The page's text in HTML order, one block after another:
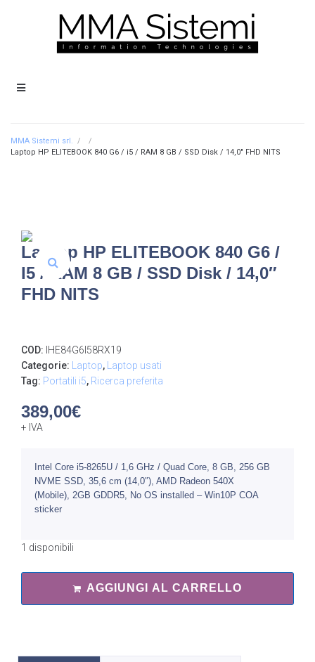
MMA Sistemi srl. /
/
Laptop HP ELITEBOOK 840 G6 / i5 / RAM 8 GB / SSD Disk / 14,0″ FHD NITS
Laptop HP ELITEBOOK 840 G6 /
I5 / RAM 8 GB / SSD Disk / 14,0″
FHD NITS
COD: IHE84G6I58RX19
Categorie:
Laptop,
Laptop usati
Tag: Portatili i5, Ricerca preferita
389,00€
+ IVA
Intel Core i5-8265U / 1,6 GHz / Quad Core, 8 GB, 256 GB
NVME SSD, 35,6 cm (14,0″), AMD Radeon 540X
(Mobile), 2GB GDDR5, No OS installed – Win10P COA
sticker
1 disponibili
AGGIUNGI AL CARRELLO